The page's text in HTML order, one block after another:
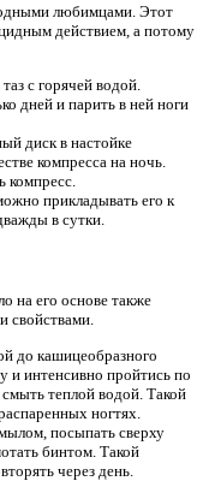
любимцами. Этот
действием, а потому
с горячей водой.
дней и парить в ней ноги
диск в настойке
компресса на ночь.
прикладывать его к
в сутки.
на его основе также
свойствами.
до кашицеобразного
и интенсивно пройтись по
теплой водой. Такой
ногтях.
посыпать сверху
бинтом. Такой
через день.